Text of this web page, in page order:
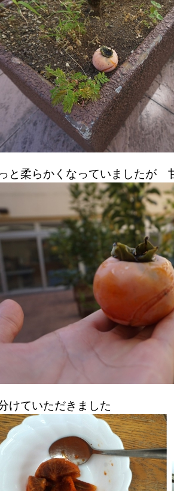
と柔らかくなっていましたが
けていただきました